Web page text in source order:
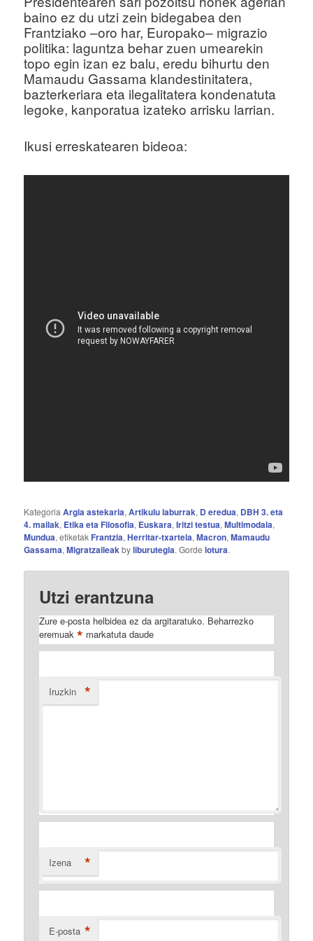
baino ez du utzi zein bidegabea den
Frantziako –oro har, Europako– migrazio
politika: laguntza behar zuen umearekin
topo egin izan ez balu, eredu bihurtu den
Mamaudu Gassama klandestinitatera,
bazterkeriara eta ilegalitatera kondenatuta
legoke, kanporatua izateko arrisku larrian.
Ikusi erreskatearen bideoa:
KategoriaArgia astekaria,Artikulu laburrak, D eredua, DBH 3. eta
4. mailak, Etika eta Filosofia, Euskara,Iritzi testua,Multimodala,
Mundua, etiketak Frantzia,Herritar-txartela,Macron,Mamaudu
Gassama,Migratzaileakbyliburutegia. Gordelotura.
Utzi erantzuna
Zure e-posta helbidea ez da argitaratuko. Beharrezko
eremuak* markatuta daude
Iruzkin *
Izena *
E-posta *